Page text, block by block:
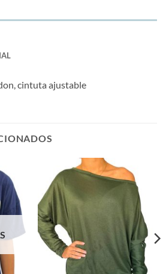
cintuta ajustable